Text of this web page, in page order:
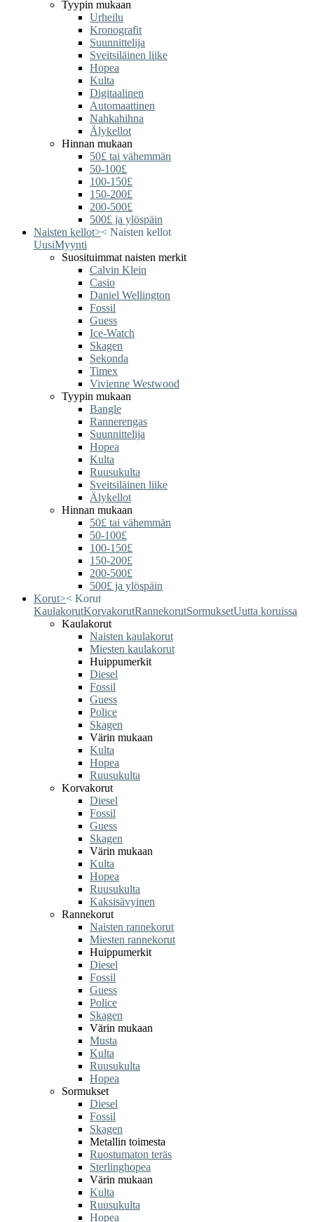
Tyypin mukaan
Urheilu
Kronografit
Suunnittelija
Sveitsiläinen liike
Hopea
Kulta
Digitaalinen
Automaattinen
Nahkahihna
Älykellot
Hinnan mukaan
50£ tai vähemmän
50-100£
100-150£
150-200£
200-500£
500£ ja ylöspäin
Naisten kellot>< Naisten kellot
UusiMyynti
Suosituimmat naisten merkit
Calvin Klein
Casio
Daniel Wellington
Fossil
Guess
Ice-Watch
Skagen
Sekonda
Timex
Vivienne Westwood
Tyypin mukaan
Bangle
Rannerengas
Suunnittelija
Hopea
Kulta
Ruusukulta
Sveitsiläinen liike
Älykellot
Hinnan mukaan
50£ tai vähemmän
50-100£
100-150£
150-200£
200-500£
500£ ja ylöspäin
Korut>< Korut
KaulakorutKorvakorutRannekorutSormuksetUutta koruissa
Kaulakorut
Naisten kaulakorut
Miesten kaulakorut
Huippumerkit
Diesel
Fossil
Guess
Police
Skagen
Värin mukaan
Kulta
Hopea
Ruusukulta
Korvakorut
Diesel
Fossil
Guess
Skagen
Värin mukaan
Kulta
Hopea
Ruusukulta
Kaksisävyinen
Rannekorut
Naisten rannekorut
Miesten rannekorut
Huippumerkit
Diesel
Fossil
Guess
Police
Skagen
Värin mukaan
Musta
Kulta
Ruusukulta
Hopea
Sormukset
Diesel
Fossil
Skagen
Metallin toimesta
Ruostumaton teräs
Sterlinghopea
Värin mukaan
Kulta
Ruusukulta
Hopea